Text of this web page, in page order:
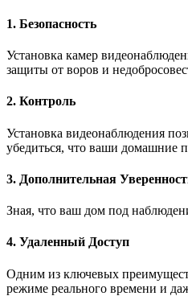
1. Безопасность
Установка камер
защиты от воров и
2. Контроль
Установка видеонаблюдения
убедиться, что ваши домашние
3. Дополнительная
Зная, что ваш дом под
4. Удаленный Доступ
Одним из ключевых
режиме реального времени и